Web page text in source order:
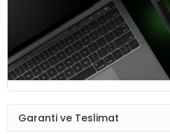
Garanti ve Teslimat